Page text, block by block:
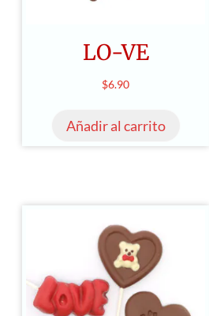
LO-VE
$6.90
Añadir al carrito